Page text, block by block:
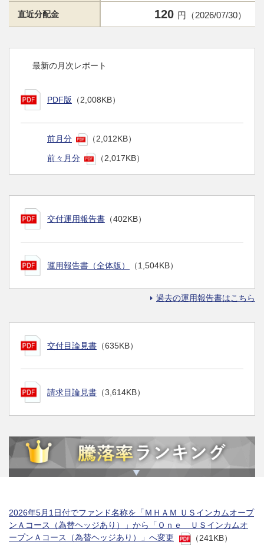
直近分配金 120 円（2026/07/30）
最新の月次レポート
PDF版 （2,008KB）
前月分 （2,012KB）
前々月分 （2,017KB）
交付運用報告書 （402KB）
運用報告書（全体版） （1,504KB）
過去の運用報告書はこちら
交付目論見書 （635KB）
請求目論見書 （3,614KB）
2026年5月1日付でファンド名称を「ＭＨＡＭ ＵＳインカムオープ
ンＡコース（為替ヘッジあり）」から「Ｏｎｅ ＵＳインカムオ
ープンＡコース（為替ヘッジあり）」へ変更
（241KB）